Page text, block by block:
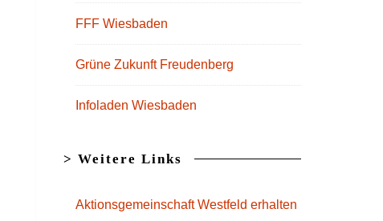
FFF Wiesbaden
Grüne Zukunft Freudenberg
Infoladen Wiesbaden
> Weitere Links
Aktionsgemeinschaft Westfeld erhalten